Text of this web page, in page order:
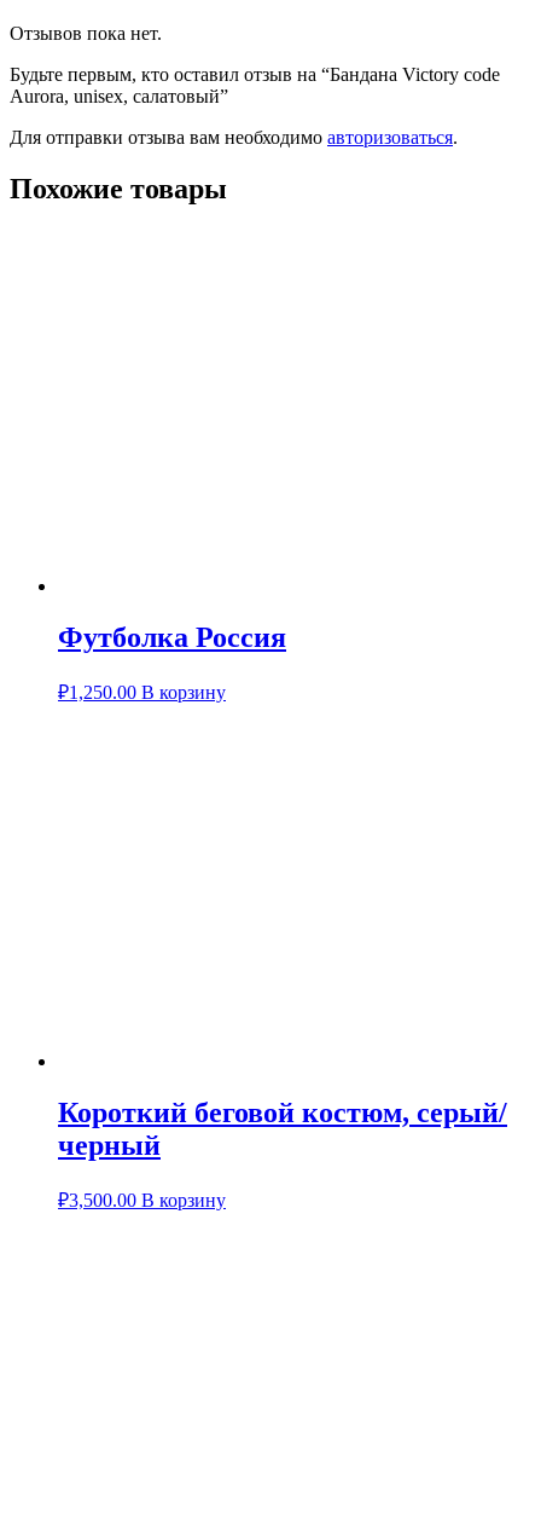
Отзывов пока нет.
Будьте первым, кто оставил отзыв на “Бандана Victory code
Aurora, unisex, салатовый”
Для отправки отзыва вам необходимо авторизоваться.
Похожие товары
Футболка Россия
₽1,250.00 В корзину
Короткий беговой костюм, серый/
черный
₽3,500.00 В корзину